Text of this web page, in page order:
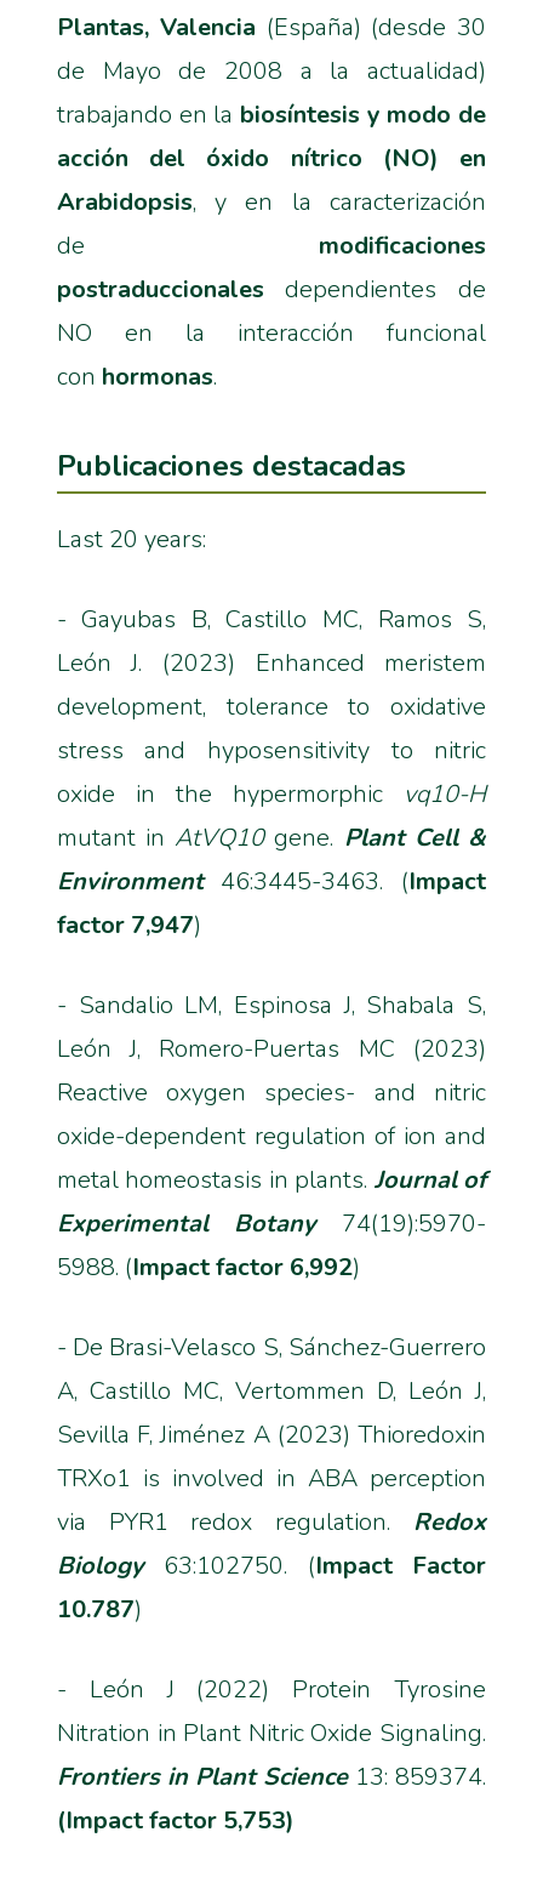
Plantas, Valencia (España) (desde 30
de Mayo de 2008 a la actualidad)
trabajando en la biosíntesis y modo de
acción del óxido nítrico (NO) en
Arabidopsis, y en la caracterización
de modificaciones
postraduccionales dependientes de
NO en la interacción funcional
con hormonas.
Publicaciones destacadas
Last 20 years:
- Gayubas B, Castillo MC, Ramos S,
León J. (2023) Enhanced meristem
development, tolerance to oxidative
stress and hyposensitivity to nitric
oxide in the hypermorphic
vq10-H
mutant in AtVQ10gene. Plant Cell &
Environment46:3445-3463. (Impact
factor 7,947)
- Sandalio LM, Espinosa J, Shabala S,
León J, Romero-Puertas MC (2023)
Reactive oxygen species- and nitric
oxide-dependent regulation of ion and
metal homeostasis in plants. Journal of
Experimental Botany74(19):5970-
5988. (Impact factor 6,992)
- De Brasi-Velasco S, Sánchez-Guerrero
A, Castillo MC, Vertommen D, León J,
Sevilla F, Jiménez A (2023) Thioredoxin
TRXo1 is involved in ABA perception
via PYR1 redox regulation. Redox
Biology63:102750. (Impact Factor
10.787)
- León J (2022) Protein Tyrosine
Nitration in Plant Nitric Oxide Signaling.
Frontiers in Plant Science13: 859374.
(Impact factor 5,753)